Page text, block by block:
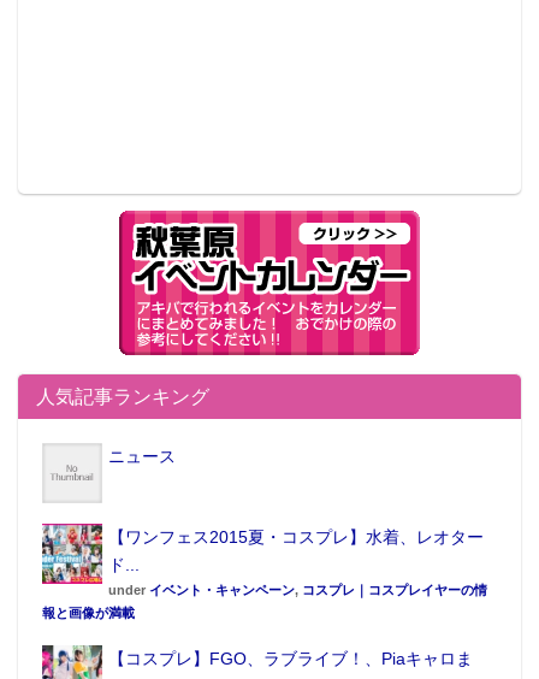
人気記事ランキング
ニュース
【ワンフェス2015夏・コスプレ】水着、レオター
ド...
under イベント・キャンペーン, コスプレ｜コスプレイヤーの情
報と画像が満載
【コスプレ】FGO、ラブライブ！、Piaキャロま